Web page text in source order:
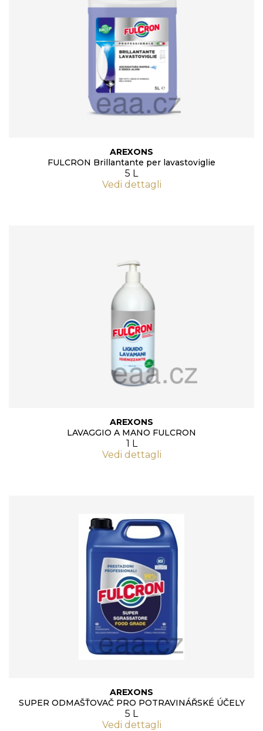
AREXONS
FULCRON Brillantante per lavastoviglie
5 L
Vedi dettagli
AREXONS
LAVAGGIO A MANO FULCRON
1 L
Vedi dettagli
AREXONS
SUPER ODMAŠŤOVAČ PRO POTRAVINÁŘSKÉ ÚČELY
5 L
Vedi dettagli